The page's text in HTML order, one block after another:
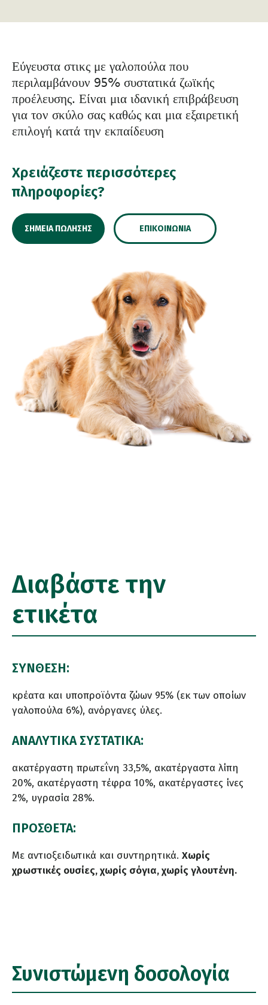
Εύγευστα στικς με γαλοπούλα που
περιλαμβάνουν 95% συστατικά ζωϊκής
προέλευσης. Είναι μια ιδανική επιβράβευση
για τον σκύλο σας καθώς και μια εξαιρετική
επιλογή κατά την εκπαίδευση
Χρειάζεστε περισσότερες
πληροφορίες?
ΣΗΜΕΊΑ ΠΏΛΗΣΗΣ ΕΠΙΚΟΙΝΩΝΊΑ
Διαβάστε την
ετικέτα
ΣΥΝΘΕΣΗ:
κρέατα και υποπροϊόντα ζώων 95% (εκ των οποίων
γαλοπούλα 6%), ανόργανες ύλες.
ΑΝΑΛΥΤΙΚΑ ΣΥΣΤΑΤΙΚΑ:
ακατέργαστη πρωτεΐνη 33,5%, ακατέργαστα λίπη
20%, ακατέργαστη τέφρα 10%, ακατέργαστες ίνες
2%, υγρασία 28%.
ΠΡΟΣΘΕΤΑ:
Με αντιοξειδωτικά και συντηρητικά. Χωρίς
χρωστικές ουσίες, χωρίς σόγια, χωρίς γλουτένη.
Συνιστώμενη δοσολογία